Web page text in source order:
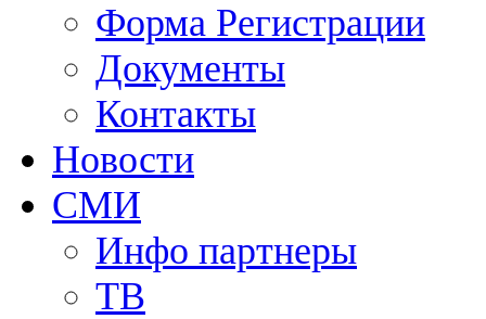
Форма Регистрации
Документы
Контакты
Новости
СМИ
Инфо партнеры
ТВ